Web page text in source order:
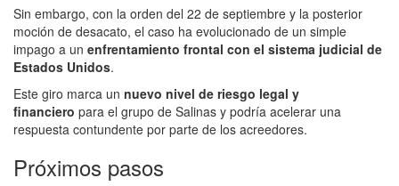
Sin embargo, con la orden del 22 de septiembre y la posterior
moción de desacato, el caso ha evolucionado de un simple
impago a un enfrentamiento frontal con el sistema judicial de
Estados Unidos.
Este giro marca un nuevo nivel de riesgo legal y
financiero para el grupo de Salinas y podría acelerar una
respuesta contundente por parte de los acreedores.
Próximos pasos